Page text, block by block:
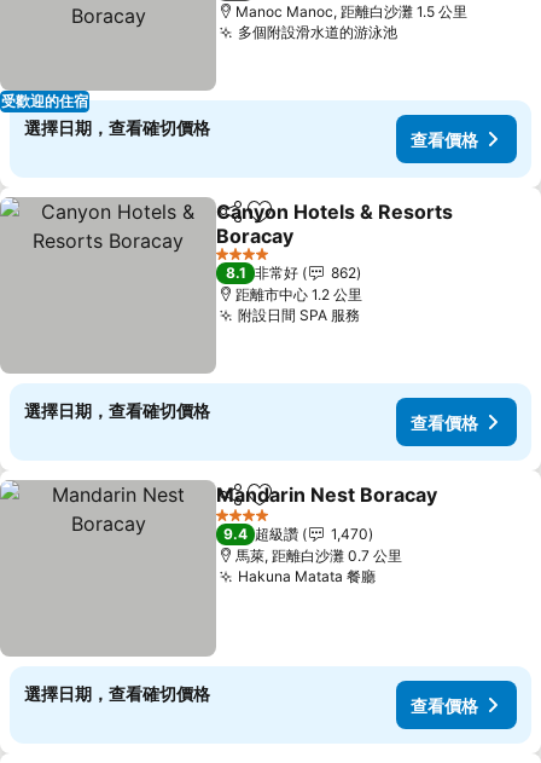
受歡迎的住宿
Manoc Manoc, 距離白沙灘 1.5 公里
多個附設滑水道的游泳池查看價格
選擇日期，查看確切價格
查看價格
分享 加入我的最愛
Canyon Hotels & Resorts
Boracay
查看價格
4 星級
8.1 非常好
862
距離市中心 1.2 公里
附設日間 SPA 服務
選擇日期，查看確切價格
查看價格
分享 加入我的最愛
Mandarin Nest Boracay
4 星級
9.4 超級讚
1,470
馬萊, 距離白沙灘 0.7 公里
Hakuna Matata 餐廳查看價格
選擇日期，查看確切價格
查看價格